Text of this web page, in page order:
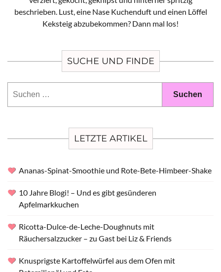
beschrieben. Lust, eine Nase Kuchenduft und einen Löffel
Keksteig abzubekommen? Dann mal los!
SUCHE UND FINDE
LETZTE ARTIKEL
Ananas-Spinat-Smoothie und Rote-Bete-Himbeer-Shake
10 Jahre Blogi! – Und es gibt gesünderen
Apfelmarkkuchen
Ricotta-Dulce-de-Leche-Doughnuts mit
Räuchersalzzucker – zu Gast bei Liz & Friends
Knusprigste Kartoffelwürfel aus dem Ofen mit